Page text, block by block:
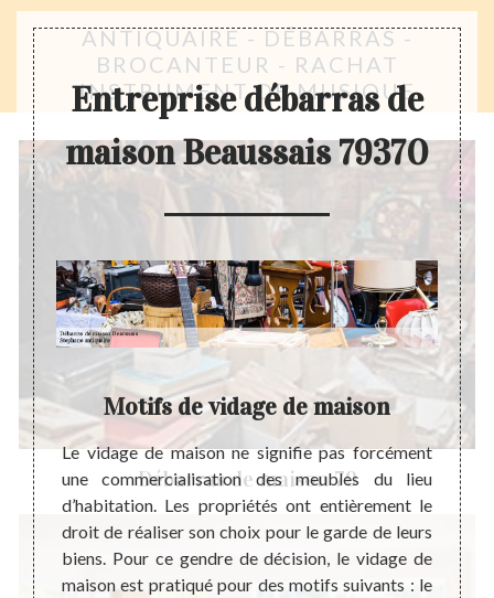
ANTIQUAIRE - DÉBARRAS -
BROCANTEUR - RACHAT
INSTRUMENT DE MUSIQUE
Débarras de maison 79
Entreprise débarras de
maison Beaussais 79370
à
être
ne
pas
Motifs de vidage de maison
Le vidage de maison ne signifie pas forcément
une commercialisation des meubles du lieu
d’habitation. Les propriétés ont entièrement le
droit de réaliser son choix pour le garde de leurs
biens. Pour ce gendre de décision, le vidage de
maison est pratiqué pour des motifs suivants : le
Dans
une
pour
est